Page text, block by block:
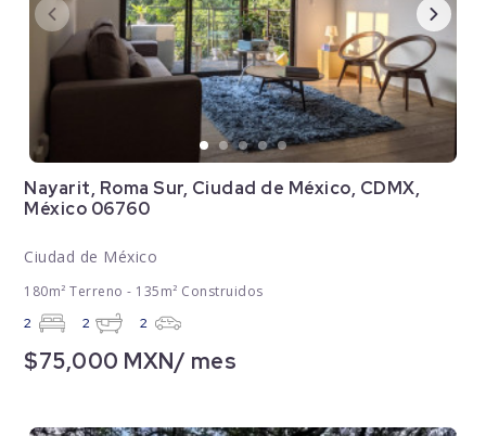
Nayarit, Roma Sur, Ciudad de México, CDMX,
México 06760
Ciudad de México
180m² Terreno - 135m² Construidos
2 2 2
$75,000 MXN/ mes